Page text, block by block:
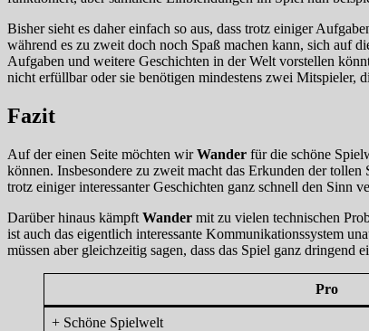
Bisher sieht es daher einfach so aus, dass trotz einiger
während es zu zweit doch noch Spaß machen kann, sich auf
Aufgaben und weitere Geschichten in der Welt vorstellen
nicht erfüllbar oder sie benötigen mindestens zwei Mitspieler,
Fazit
Auf der einen Seite möchten wirWander für die schöne
können. Insbesondere zu zweit macht das Erkunden der
trotz einiger interessanter Geschichten ganz schnell den Sinn
Darüber hinaus kämpft Wander mit zu vielen technischen
ist auch das eigentlich interessante Kommunikationssystem
müssen aber gleichzeitig sagen, dass das Spiel ganz
Pro
+ Schöne Spielwelt